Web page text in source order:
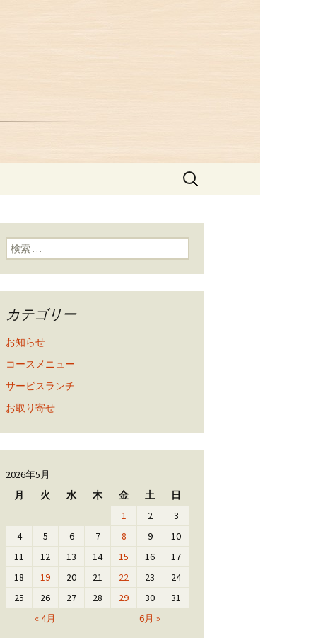
」からの
検
検索:
カテゴリー
お知らせ
コースメニュー
サービスランチ
お取り寄せ
2026年5月
月
火 水 木 金 土 日
« 4月 6月 »
1 2
3
4
5 6 7 8 9
10
11
12 13 14 15 16
17
18
19 20 21 22 23
24
25
26 27 28 29 30 31